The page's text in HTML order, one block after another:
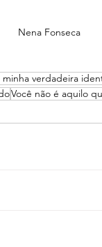
Nena Fonseca
minha verdadeira
Você não é aquilo